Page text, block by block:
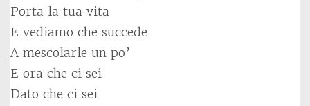
Porta la tua vita
E vediamo che succede
A mescolarle un po’
E ora che ci sei
Dato che ci sei